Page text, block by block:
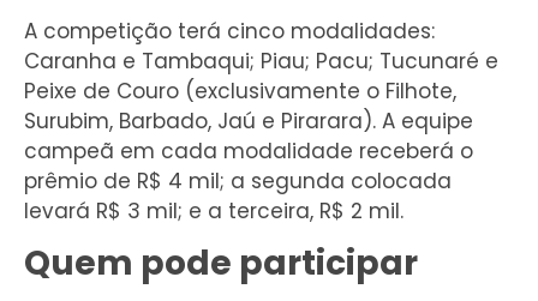
A competição terá cinco modalidades:
Caranha e Tambaqui; Piau; Pacu; Tucunaré e
Peixe de Couro (exclusivamente o Filhote,
Surubim, Barbado, Jaú e Pirarara). A equipe
campeã em cada modalidade receberá o
prêmio de R$ 4 mil; a segunda colocada
levará R$ 3 mil; e a terceira, R$ 2 mil.
Quem pode participar